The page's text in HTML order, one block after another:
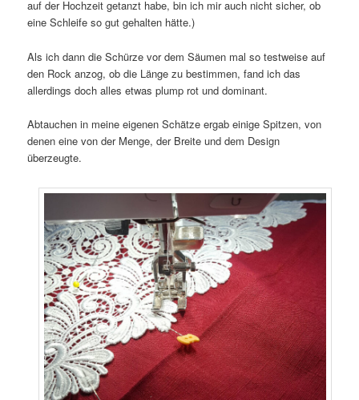
auf der Hochzeit getanzt habe, bin ich mir auch nicht sicher, ob
eine Schleife so gut gehalten hätte.)
Als ich dann die Schürze vor dem Säumen mal so testweise auf
den Rock anzog, ob die Länge zu bestimmen, fand ich das
allerdings doch alles etwas plump rot und dominant.
Abtauchen in meine eigenen Schätze ergab einige Spitzen, von
denen eine von der Menge, der Breite und dem Design
überzeugte.